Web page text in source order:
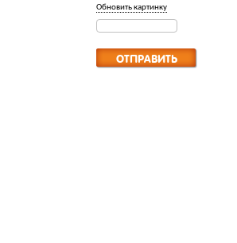
Обновить картинку